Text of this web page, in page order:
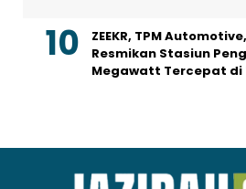
ZEEKR, TPM
Resmikan Stasiun
Megawatt Tercepat di